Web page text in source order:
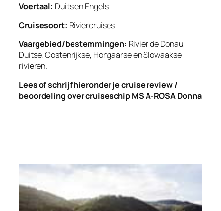
Voertaal: Duits en Engels
Cruisesoort: Riviercruises
Vaargebied/bestemmingen: Rivier de Donau,
Duitse, Oostenrijkse, Hongaarse en Slowaakse
rivieren.
Lees of schrijf hieronder je cruise review /
beoordeling over cruiseschip MS A-ROSA Donna